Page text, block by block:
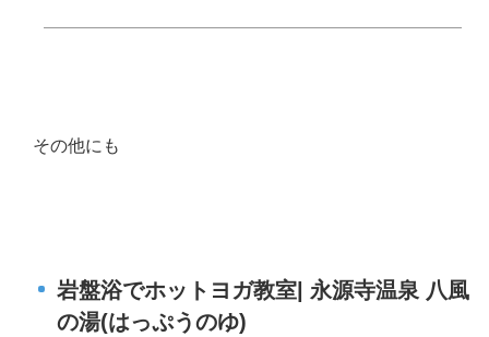
その他にも
岩盤浴でホットヨガ教室| 永源寺温泉 八風
の湯(はっぷうのゆ)